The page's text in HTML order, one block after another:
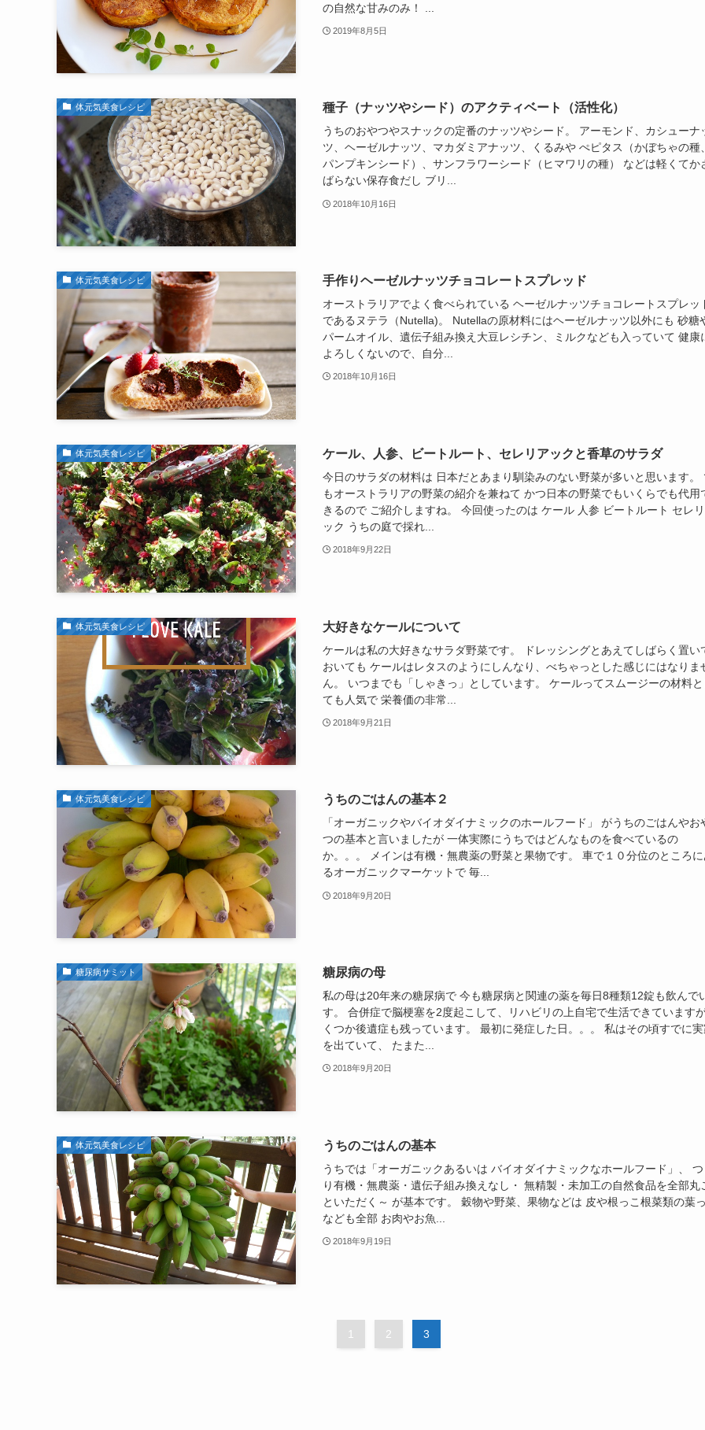
の自然な甘みのみ！ ...
2019年8月5日
体元気美食レシピ 種子（ナッツやシード）のアクティベート（活性化）
うちのおやつやスナックの定番のナッツやシード。 アーモンド、カシューナ
ツ、ヘーゼルナッツ、マカダミアナッツ、くるみや ぺピタス（かぼちゃの種、
パンプキンシード）、サンフラワーシード（ヒマワリの種） などは軽くてか
ばらない保存食だし ブリ...
2018年10月16日
体元気美食レシピ 手作りヘーゼルナッツチョコレートスプレッド
オーストラリアでよく食べられている ヘーゼルナッツチョコレートスプレッ
であるヌテラ（Nutella)。 Nutellaの原材料にはヘーゼルナッツ以外にも 砂糖
パームオイル、遺伝子組み換え大豆レシチン、ミルクなども入っていて 健康
よろしくないので、自分...
2018年10月16日
体元気美食レシピ ケール、人参、ビートルート、セレリアックと香草のサラダ
今日のサラダの材料は 日本だとあまり馴染みのない野菜が多いと思います。
もオーストラリアの野菜の紹介を兼ねて かつ日本の野菜でもいくらでも代用
きるので ご紹介しますね。 今回使ったのは ケール 人参 ビートルート セレ
ック うちの庭で採れ...
2018年9月22日
体元気美食レシピ 大好きなケールについて
ケールは私の大好きなサラダ野菜です。 ドレッシングとあえてしばらく置い
おいても ケールはレタスのようにしんなり、べちゃっとした感じにはなりま
ん。 いつまでも「しゃきっ」としています。 ケールってスムージーの材料と
ても人気で 栄養価の非常...
2018年9月21日
体元気美食レシピ うちのごはんの基本２
「オーガニックやバイオダイナミックのホールフード」 がうちのごはんやお
つの基本と言いましたが 一体実際にうちではどんなものを食べているの
か。。。 メインは有機・無農薬の野菜と果物です。 車で１０分位のところに
るオーガニックマーケットで 毎...
2018年9月20日
糖尿病サミット 糖尿病の母
私の母は20年来の糖尿病で 今も糖尿病と関連の薬を毎日8種類12錠も飲んで
す。 合併症で脳梗塞を2度起こして、リハビリの上自宅で生活できています
くつか後遺症も残っています。 最初に発症した日。。。 私はその頃すでに実
を出ていて、 たまた...
2018年9月20日
体元気美食レシピ うちのごはんの基本
うちでは「オーガニックあるいは バイオダイナミックなホールフード」、 つ
り有機・無農薬・遺伝子組み換えなし・ 無精製・未加工の自然食品を全部丸
といただく～ が基本です。 穀物や野菜、果物などは 皮や根っこ根菜類の葉
なども全部 お肉やお魚...
2018年9月19日
1 2 3